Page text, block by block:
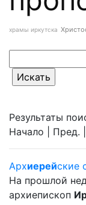
храмы иркутска
Результаты
Начало | Пред. |
Архиерейские
На прошлой
архиепископ